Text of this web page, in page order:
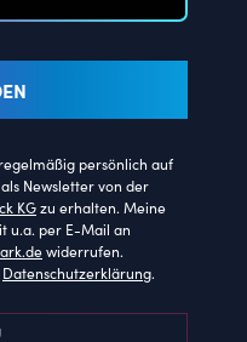
persönlich auf
Newsletter von der
KGzu erhalten. Meine
u.a. per E-Mail an
widerrufen.
Datenschutzerklärung.